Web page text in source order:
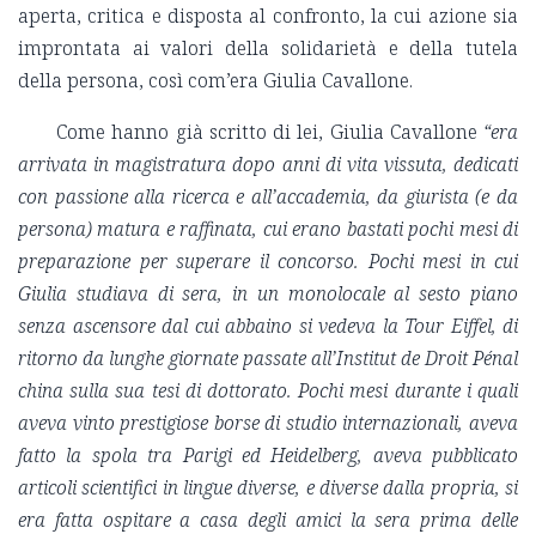
aperta, critica e disposta al confronto, la cui azione sia
improntata ai valori della solidarietà e della tutela
della persona, così com’era Giulia Cavallone.
Come hanno già scritto di lei, Giulia Cavallone “era
arrivata in magistratura dopo anni di vita vissuta, dedicati
con passione alla ricerca e all’accademia, da giurista (e da
persona) matura e raffinata, cui erano bastati pochi mesi di
preparazione per superare il concorso. Pochi mesi in cui
Giulia studiava di sera, in un monolocale al sesto piano
senza ascensore dal cui abbaino si vedeva la Tour Eiffel, di
ritorno da lunghe giornate passate all’Institut de Droit Pénal
china sulla sua tesi di dottorato. Pochi mesi durante i quali
aveva vinto prestigiose borse di studio internazionali, aveva
fatto la spola tra Parigi ed Heidelberg, aveva pubblicato
articoli scientifici in lingue diverse, e diverse dalla propria, si
era fatta ospitare a casa degli amici la sera prima delle